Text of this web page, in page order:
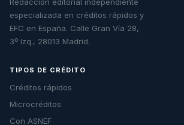
especializada en créditos rápidos y
EFC en España. Calle Gran Vía 28,
3º Izq., 28013 Madrid.
TIPOS DE CRÉDITO
Créditos rápidos
Microcréditos
Con ASNEF